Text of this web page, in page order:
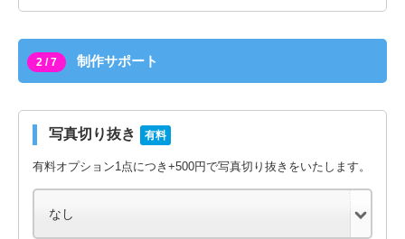
2 / 7 制作サポート
写真切り抜き 有料
有料オプション1点につき+500円で写真切り抜きをいたします。